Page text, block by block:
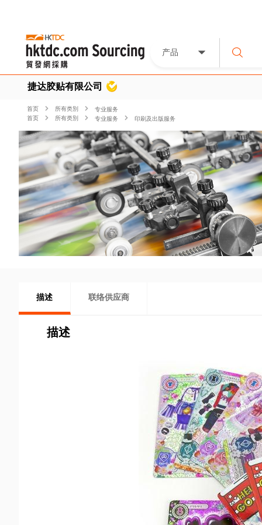
产品
捷达胶贴有限公司
首页 所有类別
专业服务
首页
所有类別 专业服务 印刷及出版服务
描述 联络供应商
描述